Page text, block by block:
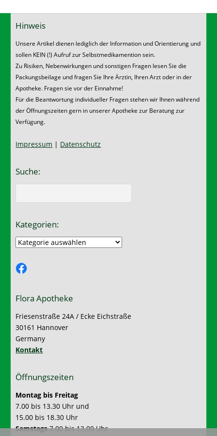
Hinweis
Unsere Artikel dienen lediglich der Information und Orientierung und
sollen KEIN (!) Aufruf zur Selbstmedikamention sein.
Zu Risiken, Nebenwirkungen und sonstigen Fragen lesen Sie die
Packungsbeilage und fragen Sie Ihre Ärztin, Ihren Arzt oder in der
Apotheke. Fragen sie vor der Einnahme!
Für die Beantwortung individueller Fragen stehen wir Ihnen während
der Öffnungszeiten gern in unserer Apotheke zur Beratung zur
Verfügung.
Impressum | Datenschutz
Suche:
Kategorien:
Kategorien:
Facebook
Flora Apotheke
Friesenstraße 24A / Ecke Eichstraße
30161 Hannover
Germany
Kontakt
Öffnungszeiten
Montag bis Freitag
7.00 bis 13.30 Uhr und
15.00 bis 18.30 Uhr
Samstags7.00 bis 13.00 Uhr